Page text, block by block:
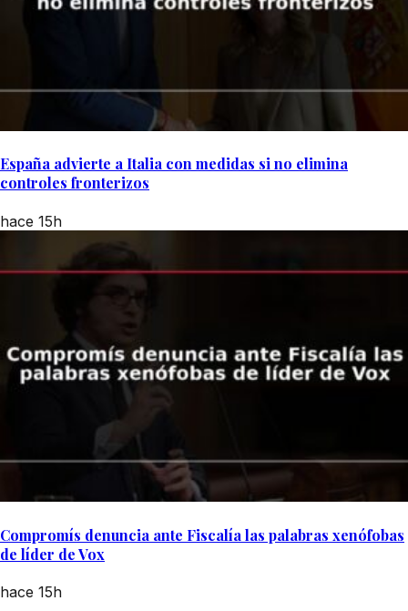
España advierte a Italia con medidas si no elimina
controles fronterizos
hace 15h
Compromís denuncia ante Fiscalía las palabras xenófobas
de líder de Vox
hace 15h